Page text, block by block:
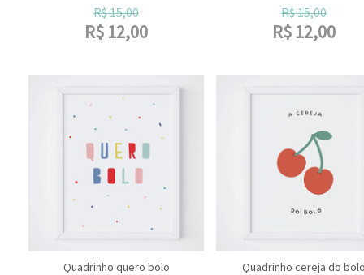
R$15,00
R$ 12,00
R$15,00
R$ 12,00
Quadrinho quero bolo Quadrinho cereja do